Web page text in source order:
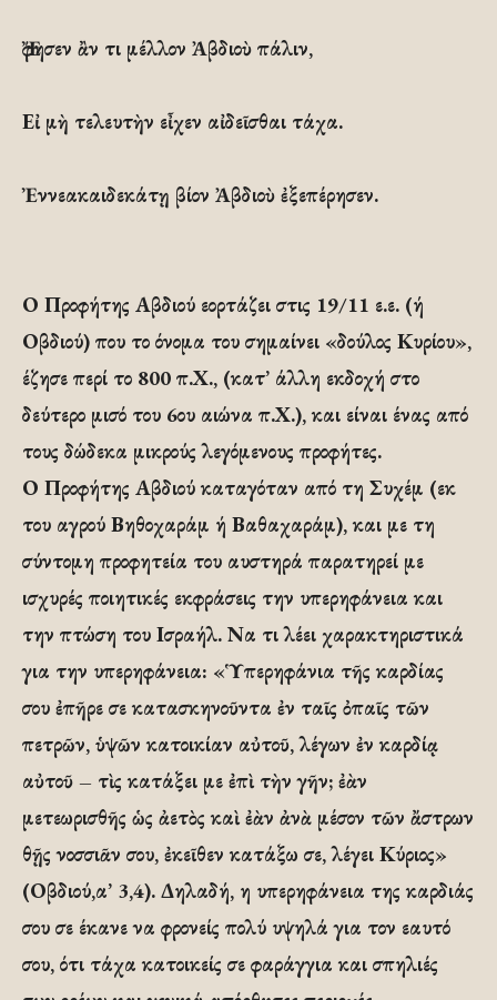
Ἔφησεν ἂν τι μέλλον Ἀβδιοὺ πάλιν,
Εἰ μὴ τελευτὴν εἶχεν αἰδεῖσθαι τάχα.
Ἐννεακαιδεκάτῃ βίον Ἀβδιοὺ ἐξεπέρησεν.
Ο Προφήτης Αβδιού εορτάζει στις 19/11 ε.ε. (ή
Οβδιού) που το όνομα του σημαίνει «δούλος Κυρίου»,
έζησε περί το 800 π.Χ., (κατ’ άλλη εκδοχή στο
δεύτερο μισό του 6ου αιώνα π.Χ.), και είναι ένας από
τους δώδεκα μικρούς λεγόμενους προφήτες.
Ο Προφήτης Αβδιού καταγόταν από τη Συχέμ (εκ
του αγρού Βηθοχαράμ ή Βαθαχαράμ), και με τη
σύντομη προφητεία του αυστηρά παρατηρεί με
ισχυρές ποιητικές εκφράσεις την υπερηφάνεια και
την πτώση του Ισραήλ. Να τι λέει χαρακτηριστικά
για την υπερηφάνεια: «Ὑπερηφάνια τῆς καρδίας
σου ἐπῆρε σε κατασκηνοῦντα ἐν ταῖς ὀπαῖς τῶν
πετρῶν, ὑψῶν κατοικίαν αὐτοῦ, λέγων ἐν καρδίᾳ
αὐτοῦ – τὶς κατάξει με ἐπὶ τὴν γῆν; ἐὰν
μετεωρισθῆς ὡς ἀετὸς καὶ ἐὰν ἀνὰ μέσον τῶν ἄστρων
θῇς νοσσιᾶν σου, ἐκεῖθεν κατάξω σε, λέγει Κύριος»
(Οβδιού,α’ 3,4). Δηλαδή, η υπερηφάνεια της καρδιάς
σου σε έκανε να φρονείς πολύ υψηλά για τον εαυτό
σου, ότι τάχα κατοικείς σε φαράγγια και σπηλιές